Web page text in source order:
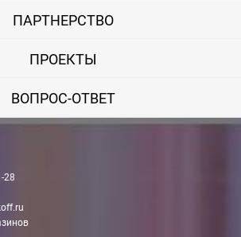
заказ непосредственно при получении
заказ по выставленному счету в любом
ПАРТНЕРСТВО
ПРОЕКТЫ
ВОПРОС-ОТВЕТ
28